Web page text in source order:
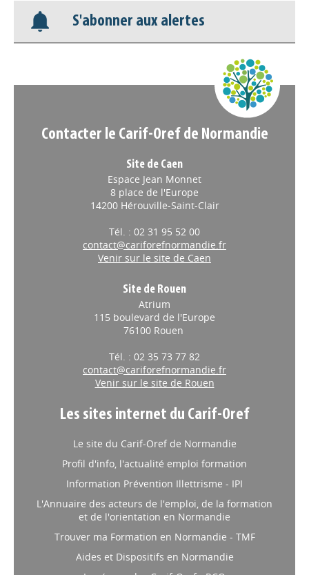
Nos veilles Scoop.it
S'abonner aux alertes
Contacter le Carif-Oref de Normandie
Espace Jean Monnet
8 place de l'Europe
14200 Hérouville-Saint-Clair
Tél. : 02 31 95 52 00
contact@cariforefnormandie.fr
Venir sur le site de Caen
Atrium
115 boulevard de l'Europe
76100 Rouen
Tél. : 02 35 73 77 82
contact@cariforefnormandie.fr
Venir sur le site de Rouen
Les sites internet du Carif-Oref
Le site du Carif-Oref de Normandie
Profil d'info, l'actualité emploi formation
Information Prévention Illettrisme - IPI
L'Annuaire des acteurs de l'emploi, de la formation
et de l'orientation en Normandie
Trouver ma Formation en Normandie - TMF
Aides et Dispositifs en Normandie